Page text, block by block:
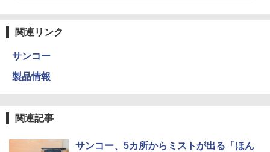
関連リンク
サンコー
製品情報
関連記事
サンコー、5カ所からミストが出る「ほん